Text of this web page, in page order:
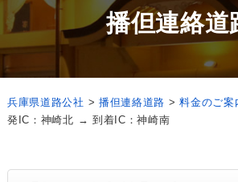
播但連絡道
兵庫県道路公社 > 播但連絡道路 >料金のご案
発IC：神崎北 → 到着IC：神崎南